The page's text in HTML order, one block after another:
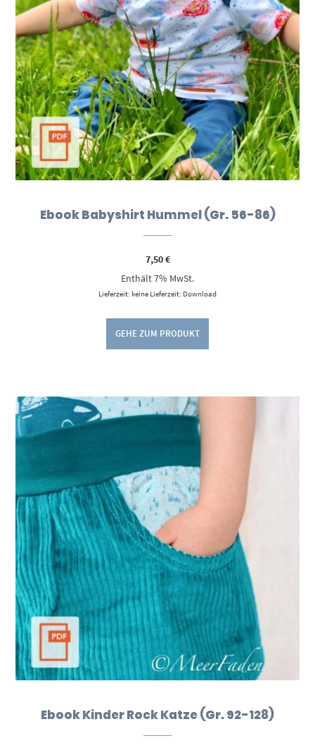
Ebook Babyshirt Hummel (Gr. 56-86)
7,50€
Enthält 7% MwSt.
Lieferzeit: keine Lieferzeit: Download
GEHE ZUM PRODUKT
Ebook Kinder Rock Katze (Gr. 92-128)